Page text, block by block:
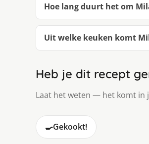
Hoe lang duurt het om
Uit welke keuken komt
Heb je dit recept
Laat het weten — het komt in
🍳Gekookt!